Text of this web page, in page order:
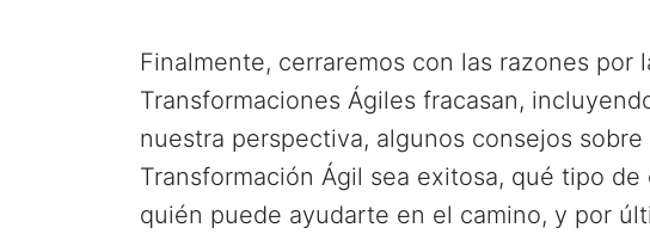
Finalmente, cerraremos con las razones por
Transformaciones Ágiles fracasan,
nuestra perspectiva, algunos consejos
Transformación Ágil sea exitosa, qué tipo
quién puede ayudarte en el camino, y por